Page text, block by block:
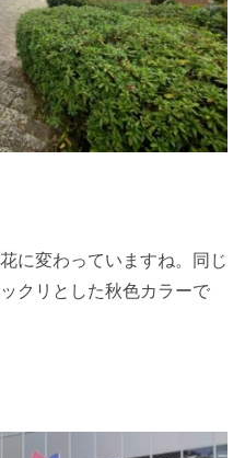
に変わっていますね。同じ
クリとした秋色カラーで